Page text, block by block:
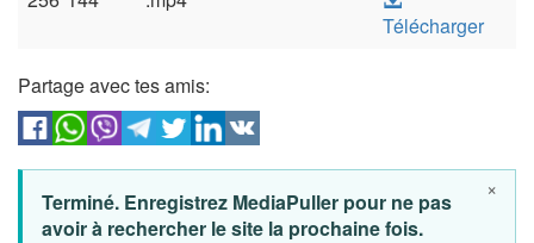
Télécharger
Partage avec tes amis:
×
Terminé. Enregistrez MediaPuller pour ne pas
avoir à rechercher le site la prochaine fois.